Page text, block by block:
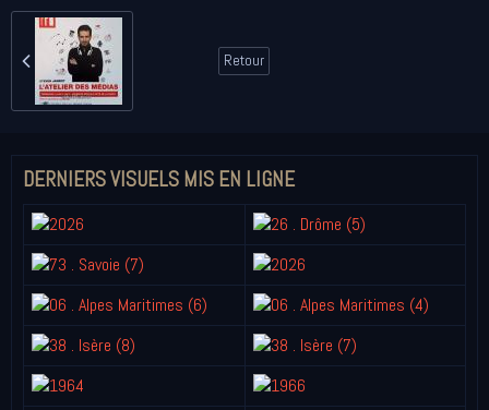
Retour
DERNIERS VISUELS MIS EN LIGNE